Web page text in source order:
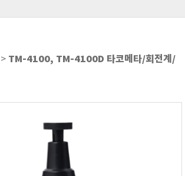
TM-4100, TM-4100D 타코메타/회전계/